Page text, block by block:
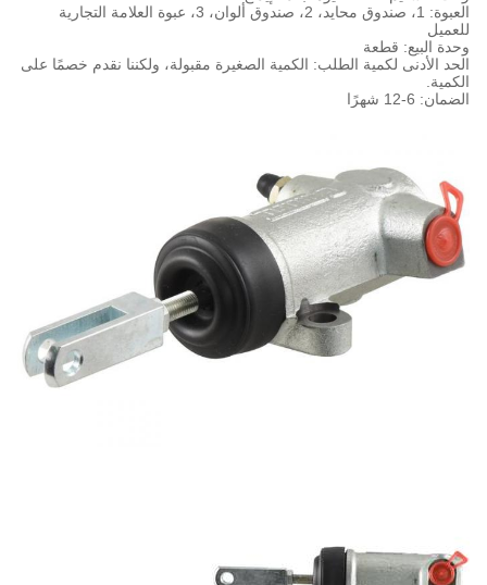
العبوة: 1، صندوق محايد، 2، صندوق ألوان، 3، عبوة العلامة التجارية
للعميل
وحدة البيع: قطعة
الحد الأدنى لكمية الطلب: الكمية الصغيرة مقبولة، ولكننا نقدم خصمًا على
الكمية.
الضمان: 6-12 شهرًا